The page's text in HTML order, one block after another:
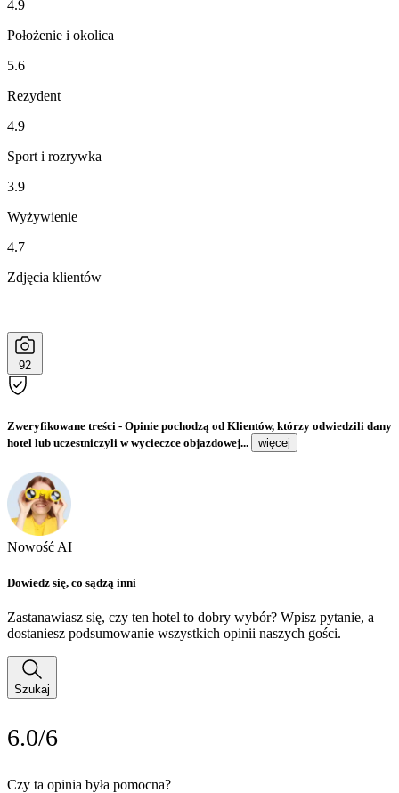
4.9
Położenie i okolica
5.6
Rezydent
4.9
Sport i rozrywka
3.9
Wyżywienie
4.7
Zdjęcia klientów
92
Zweryfikowane treści - Opinie pochodzą od Klientów, którzy odwiedzili dany
hotel lub uczestniczyli w wycieczce objazdowej...
więcej
Nowość AI
Dowiedz się, co sądzą inni
Zastanawiasz się, czy ten hotel to dobry wybór? Wpisz pytanie, a
dostaniesz podsumowanie wszystkich opinii naszych gości.
Szukaj
6.0/6
Czy ta opinia była pomocna?